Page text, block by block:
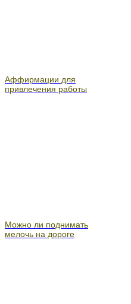
Аффирмации для
привлечения работы
Можно ли поднимать
мелочь на дороге